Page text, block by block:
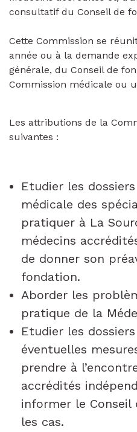
consultatif du Conseil de
Cette Commission se
année ou à la demande
générale, du Conseil de
Commission médicale ou
Les attributions de la
suivantes :
Etudier les
médicale des
pratiquer à La
médecins
de donner son
fondation.
Aborder les
pratique de la
Etudier les
éventuelles
prendre à
accrédités
informer le Conseil
les cas.